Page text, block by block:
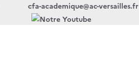
cfa-academique@ac-versailles.fr